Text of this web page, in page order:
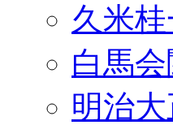
久米
白馬
明治